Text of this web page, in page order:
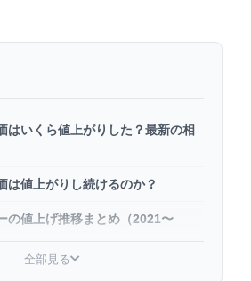
はいくら値上がりした？最新の相
は値上がりし続けるのか？
の値上げ推移まとめ（2021〜
全部見る